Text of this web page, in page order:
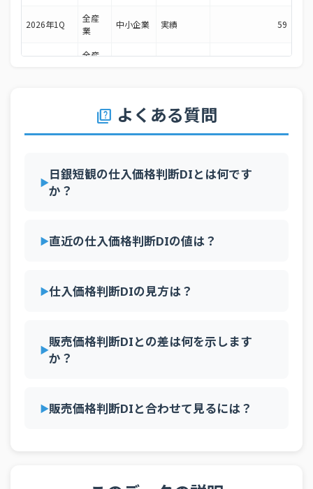
2026年1Q
全産
業
中小企業 実績 59
全産
2025年4Q 大企業 実績 42
2025年4Q
全産
業
中小企業 実績
2025年4Q
全産
中小企業 予測
業
大企業 実績
2025年3Q
全産
業
quiz よくある質問
日銀短観の仕入価格判断DIとは何です
か？
直近の仕入価格判断DIの値は？
仕入価格判断DIの見方は？
販売価格判断DIとの差は何を示します
か？
販売価格判断DIと合わせて見るには？